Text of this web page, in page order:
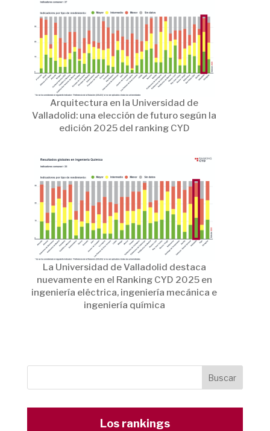
Arquitectura en la Universidad de
Valladolid: una elección de futuro según la
edición 2025 del ranking CYD
La Universidad de Valladolid destaca
nuevamente en el Ranking CYD 2025 en
ingeniería eléctrica, ingeniería mecánica e
ingeniería química
Los rankings